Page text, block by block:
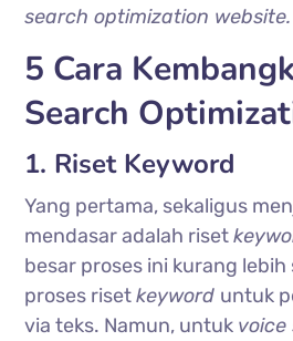
search optimization website.
5 Cara
Search
1. Riset Keyword
Yang pertama, sekaligus
mendasar adalah riset
besar proses ini kurang lebih
proses risetkeyword untuk
via teks. Namun, untuk voice